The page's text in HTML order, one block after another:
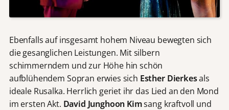
Ebenfalls auf insgesamt hohem Niveau bewegten sich
die gesanglichen Leistungen. Mit silbern
schimmerndem und zur Höhe hin schön
aufblühendem Sopran erwies sich Esther Dierkesals
ideale Rusalka. Herrlich geriet ihr das Lied an den Mond
im ersten Akt. David Junghoon Kimsang kraftvoll und